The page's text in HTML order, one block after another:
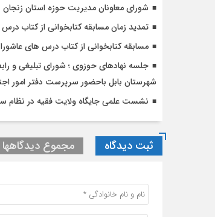
شورای معاونان مدیریت حوزه استان
تمدید زمان مسابقه کتابخوانی از کتاب
مسابقه کتابخوانی از کتاب درس های عاشورا
جلسه نهادهای حوزوی ؛ شورای تبلیغی و
شهرستان بابل باحضور سرپرست دفتر امور
نشست علمی جایگاه ولایت فقیه در نظام
ثبت دیدگاه مجموع دیدگاهها :